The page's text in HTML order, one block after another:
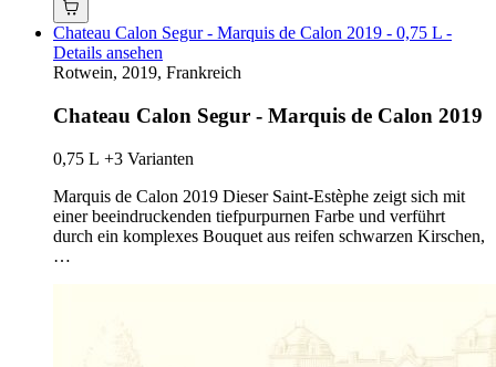
Chateau Calon Segur - Marquis de Calon 2019 - 0,75 L -
Details ansehen
Rotwein, 2019, Frankreich
Chateau Calon Segur - Marquis de Calon 2019
0,75 L +3 Varianten
Marquis de Calon 2019 Dieser Saint-Estèphe zeigt sich mit
einer beeindruckenden tiefpurpurnen Farbe und verführt
durch ein komplexes Bouquet aus reifen schwarzen Kirschen,
…